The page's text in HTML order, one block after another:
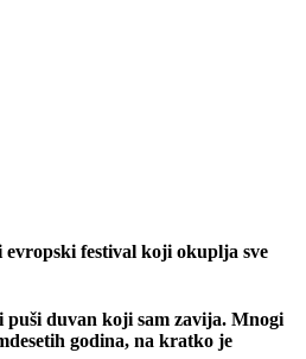
evropski festival koji okuplja sve
puši duvan koji sam zavija. Mnogi
godina, na kratko je